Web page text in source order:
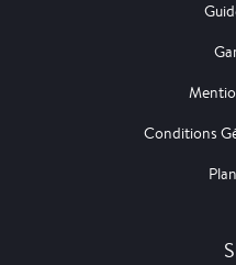
Conditions